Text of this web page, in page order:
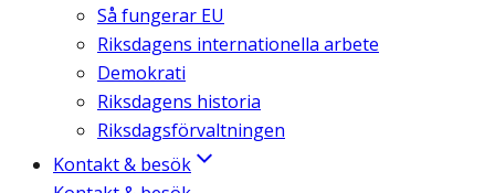
Så fungerar EU
Riksdagens internationella arbete
Demokrati
Riksdagens historia
Riksdagsförvaltningen
Kontakt & besök